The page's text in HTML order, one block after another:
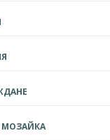
МОЗАЙКА